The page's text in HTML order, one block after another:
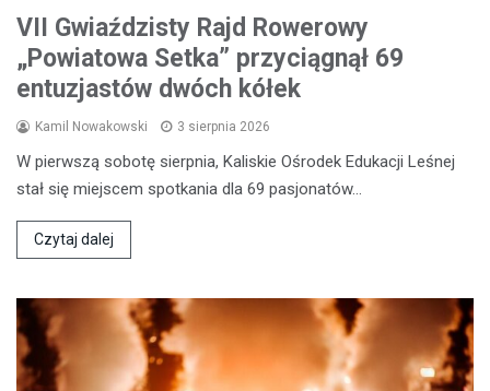
VII Gwiaździsty Rajd Rowerowy
„Powiatowa Setka” przyciągnął 69
entuzjastów dwóch kółek
Kamil Nowakowski 3 sierpnia 2026
W pierwszą sobotę sierpnia, Kaliskie Ośrodek Edukacji Leśnej
stał się miejscem spotkania dla 69 pasjonatów…
Czytaj dalej